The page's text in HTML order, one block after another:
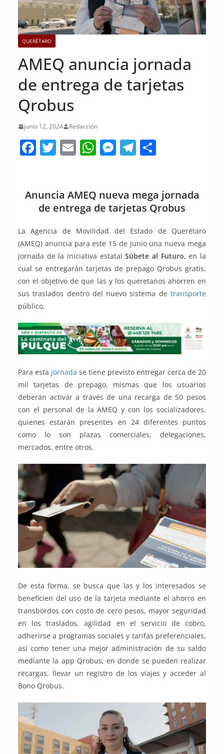
QUERÉTARO
AMEQ anuncia jornada
de entrega de tarjetas
Qrobus
junio 12, 2024 Redacción
F
e
b
o
o
k
T
er
E
l
W
s
A
p
p
M
e
n
g
er
T
gr
a
m
p
ar
tir
Anuncia AMEQ nueva mega jornada
de entrega de tarjetas Qrobus
La Agencia de Movilidad del Estado de Querétaro
(AMEQ) anuncia para este 15 de junio una nueva mega
jornada de la iniciativa estatalSúbete al Futuro, en la
cual se entregarán tarjetas de prepago Qrobus gratis,
con el objetivo de que las y los queretanos ahorren en
sus traslados dentro del nuevo sistema de transporte
público.
Para esta jornada se tiene previsto entregar cerca de 20
mil tarjetas de prepago, mismas que los usuarios
deberán activar a través de una recarga de 50 pesos
con el personal de la AMEQ y con los socializadores,
quienes estarán presentes en 24 diferentes puntos
como lo son plazas comerciales, delegaciones,
mercados, entre otros.
De esta forma, se busca que las y los interesados se
beneficien del uso de la tarjeta mediante el ahorro en
transbordos con costo de cero pesos, mayor seguridad
en los traslados, agilidad en el servicio de cobro,
adherirse a programas sociales y tarifas preferenciales,
así como tener una mejor administración de su saldo
mediante la app Qrobus, en donde se pueden realizar
recargas, llevar un registro de los viajes y acceder al
Bono Qrobus.